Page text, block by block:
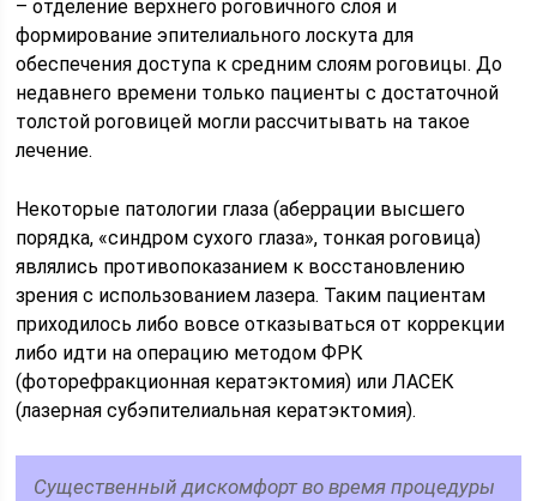
– отделение верхнего роговичного слоя и
формирование эпителиального лоскута для
обеспечения доступа к средним слоям роговицы. До
недавнего времени только пациенты с достаточной
толстой роговицей могли рассчитывать на такое
лечение.
Некоторые патологии глаза (аберрации высшего
порядка, «синдром сухого глаза», тонкая роговица)
являлись противопоказанием к восстановлению
зрения с использованием лазера. Таким пациентам
приходилось либо вовсе отказываться от коррекции
либо идти на операцию методом ФРК
(фоторефракционная кератэктомия) или ЛАСЕК
(лазерная субэпителиальная кератэктомия).
Существенный дискомфорт во время процедуры